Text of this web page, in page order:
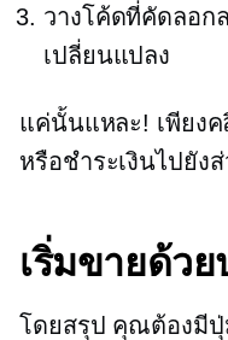
วางโค้ดที่คัดลอก
เปลี่ยนแปลง
แค่นั้นแหละ! เพียง
หรือชำระเงินไปยัง
เริ่มขายด้ว
โดยสรุป คุณต้องมี